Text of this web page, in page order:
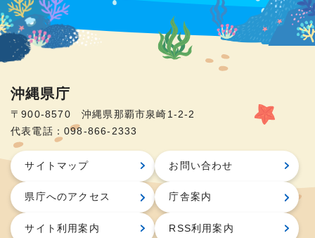
沖縄県庁
〒900-8570 沖縄県那覇市泉崎1-2-2
代表電話：098-866-2333
サイトマップ お問い合わせ
県庁へのアクセス 庁舎案内
サイト利用案内 RSS利用案内